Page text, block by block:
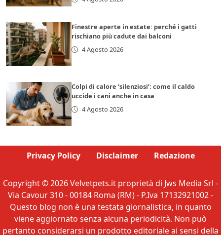
Finestre aperte in estate: perché i gatti
rischiano più cadute dai balconi
4 Agosto 2026
Colpi di calore ‘silenziosi’: come il caldo
uccide i cani anche in casa
4 Agosto 2026
Privacy Policy Disclaimer Redazione
Copyright © 2026 Velvetpets.it proprietà di Jws Media Srl -
Via Cavour 310 - 00184 Roma (RM) - P.Iva 17132921002 -
Questo blog non è una testata giornalistica, in quanto
viene aggiornato senza alcuna periodicità. Non può
pertanto considerarsi un prodotto editoriale ai sensi della